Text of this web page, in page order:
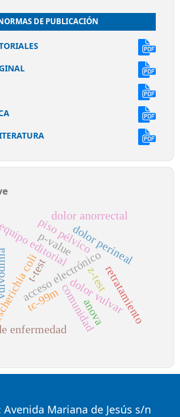
DE PUBLICACIÓN
editorial
acceso electrónico
comunidad
coli
dolor perineal
dolor vulvar
piso pélvico
dolor anorrectal
retratamiento
enfermedad
p-value
z-test
t-test
anova
tc-99m
Mariana de Jesús s/n